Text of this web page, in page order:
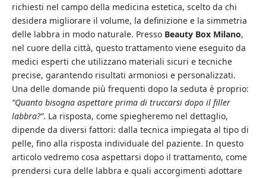
richiesti nel campo della medicina estetica, scelto da chi
desidera migliorare il volume, la definizione e la simmetria
delle labbra in modo naturale. Presso Beauty Box Milano,
nel cuore della città, questo trattamento viene eseguito da
medici esperti che utilizzano materiali sicuri e tecniche
precise, garantendo risultati armoniosi e personalizzati.
Una delle domande più frequenti dopo la seduta è proprio:
“Quanto bisogna aspettare prima di truccarsi dopo il filler
labbra?”. La risposta, come spiegheremo nel dettaglio,
dipende da diversi fattori: dalla tecnica impiegata al tipo di
pelle, fino alla risposta individuale del paziente. In questo
articolo vedremo cosa aspettarsi dopo il trattamento, come
prendersi cura delle labbra e quali accorgimenti adottare